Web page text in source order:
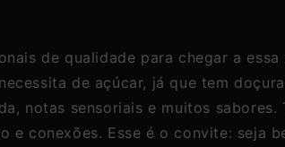
de qualidade para chegar a essa
de açúcar, já que tem
notas sensoriais e muitos sabores.
e conexões. Esse é o convite: seja